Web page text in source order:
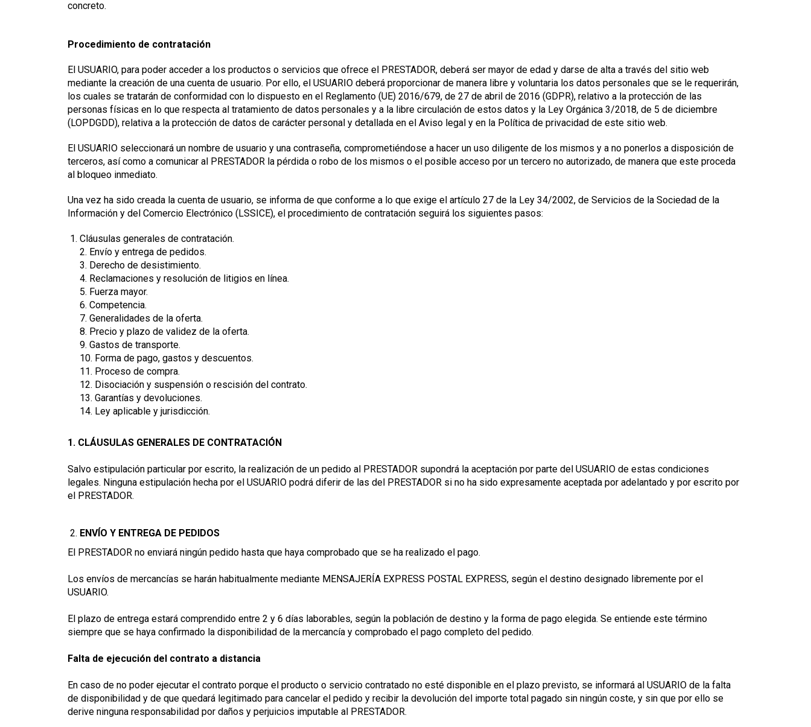
concreto.
Procedimiento de contratación
El USUARIO, para poder acceder a los productos o servicios que ofrece el PRESTADOR, deberá ser mayor de edad y darse de alta a través del sitio web
mediante la creación de una cuenta de usuario. Por ello, el USUARIO deberá proporcionar de manera libre y voluntaria los datos personales que se le requerirán,
los cuales se tratarán de conformidad con lo dispuesto en el Reglamento (UE) 2016/679, de 27 de abril de 2016 (GDPR), relativo a la protección de las
personas físicas en lo que respecta al tratamiento de datos personales y a la libre circulación de estos datos y la Ley Orgánica 3/2018, de 5 de diciembre
(LOPDGDD), relativa a la protección de datos de carácter personal y detallada en el Aviso legal y en la Política de privacidad de este sitio web.
El USUARIO seleccionará un nombre de usuario y una contraseña, comprometiéndose a hacer un uso diligente de los mismos y a no ponerlos a disposición de
terceros, así como a comunicar al PRESTADOR la pérdida o robo de los mismos o el posible acceso por un tercero no autorizado, de manera que este proceda
al bloqueo inmediato.
Una vez ha sido creada la cuenta de usuario, se informa de que conforme a lo que exige el artículo 27 de la Ley 34/2002, de Servicios de la Sociedad de la
Información y del Comercio Electrónico (LSSICE), el procedimiento de contratación seguirá los siguientes pasos:
Cláusulas generales de contratación.
2. Envío y entrega de pedidos.
3. Derecho de desistimiento.
4. Reclamaciones y resolución de litigios en línea.
5. Fuerza mayor.
6. Competencia.
7. Generalidades de la oferta.
8. Precio y plazo de validez de la oferta.
9. Gastos de transporte.
10. Forma de pago, gastos y descuentos.
11. Proceso de compra.
12. Disociación y suspensión o rescisión del contrato.
13. Garantías y devoluciones.
14. Ley aplicable y jurisdicción.
1. CLÁUSULAS GENERALES DE CONTRATACIÓN
Salvo estipulación particular por escrito, la realización de un pedido al PRESTADOR supondrá la aceptación por parte del USUARIO de estas condiciones
legales. Ninguna estipulación hecha por el USUARIO podrá diferir de las del PRESTADOR si no ha sido expresamente aceptada por adelantado y por escrito por
el PRESTADOR.
ENVÍO Y ENTREGA DE PEDIDOS
El PRESTADOR no enviará ningún pedido hasta que haya comprobado que se ha realizado el pago.
Los envíos de mercancías se harán habitualmente mediante MENSAJERÍA EXPRESS POSTAL EXPRESS, según el destino designado libremente por el
USUARIO.
El plazo de entrega estará comprendido entre 2 y 6 días laborables, según la población de destino y la forma de pago elegida. Se entiende este término
siempre que se haya confirmado la disponibilidad de la mercancía y comprobado el pago completo del pedido.
Falta de ejecución del contrato a distancia
En caso de no poder ejecutar el contrato porque el producto o servicio contratado no esté disponible en el plazo previsto, se informará al USUARIO de la falta
de disponibilidad y de que quedará legitimado para cancelar el pedido y recibir la devolución del importe total pagado sin ningún coste, y sin que por ello se
derive ninguna responsabilidad por daños y perjuicios imputable al PRESTADOR.